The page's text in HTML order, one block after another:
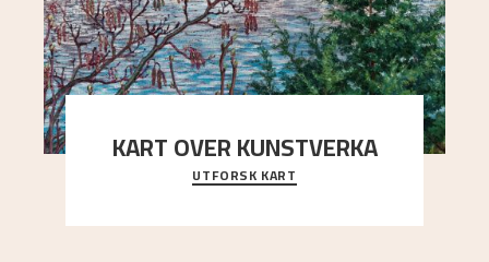
KART OVER KUNSTVERKA
Utforsk stedene og utsiktene i Astrups malerier
UTFORSK KART